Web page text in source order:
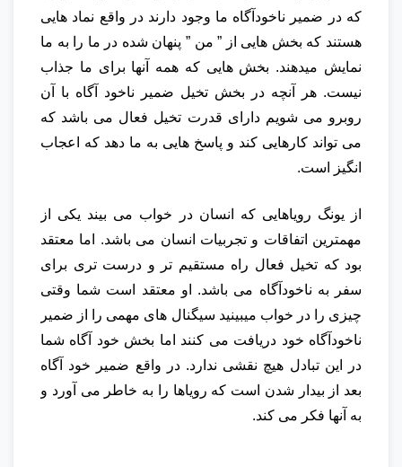
که در ضمیر ناخودآگاه ما وجود دارند در واقع نماد هایی
هستند که بخش هایی از ” من ” پنهان شده در ما را به ما
نمایش میدهند. بخش هایی که همه آنها برای ما جذاب
نیست. هر آنچه در بخش تخیل ضمیر ناخود آگاه با آن
روبرو می شویم دارای قدرت تخیل فعال می باشد که
می تواند کارهایی کند و پاسخ هایی به ما دهد که اعجاب
انگیز است.
از یونگ رویاهایی که انسان در خواب می بیند یکی از
مهمترین اتفاقات و تجربیات انسان می باشد. اما معتقد
بود که تخیل فعال راه مستقیم تر و درست تری برای
سفر به ناخودآگاه می باشد. او معتقد است شما وقتی
چیزی را در خواب میبینید سیگنال های مهمی را از ضمیر
ناخودآگاه خود دریافت می کنند اما بخش خود آگاه شما
در این تبادل هیچ نقشی ندارد. در واقع ضمیر خود آگاه
بعد از بیدار شدن است که رویاها را به خاطر می آورد و
به آنها فکر می کند.